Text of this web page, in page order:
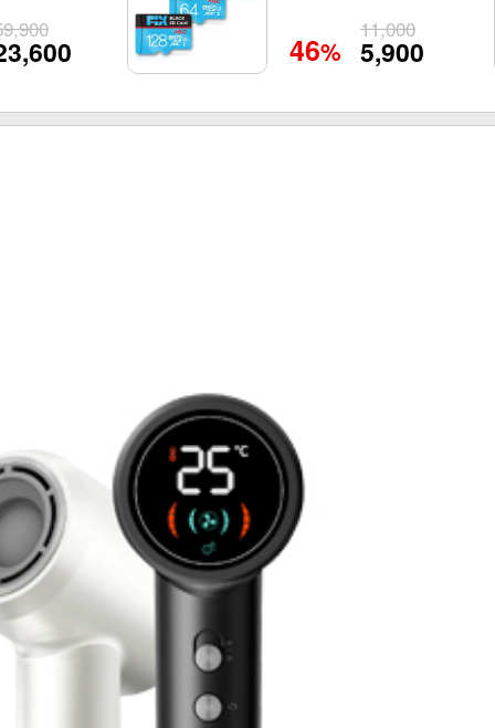
46%
11,000
5,900